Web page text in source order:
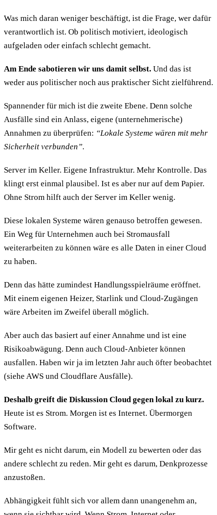
Was mich daran weniger beschäftigt, ist die Frage, wer dafür
verantwortlich ist. Ob politisch motiviert, ideologisch
aufgeladen oder einfach schlecht gemacht.
Am Ende sabotieren wir uns damit selbst. Und das ist
weder aus politischer noch aus praktischer Sicht zielführend.
Spannender für mich ist die zweite Ebene. Denn solche
Ausfälle sind ein Anlass, eigene (unternehmerische)
Annahmen zu überprüfen: “Lokale Systeme wären mit mehr
Sicherheit verbunden”.
Server im Keller. Eigene Infrastruktur. Mehr Kontrolle. Das
klingt erst einmal plausibel. Ist es aber nur auf dem Papier.
Ohne Strom hilft auch der Server im Keller wenig.
Diese lokalen Systeme wären genauso betroffen gewesen.
Ein Weg für Unternehmen auch bei Stromausfall
weiterarbeiten zu können wäre es alle Daten in einer Cloud
zu haben.
Denn das hätte zumindest Handlungsspielräume eröffnet.
Mit einem eigenen Heizer, Starlink und Cloud-Zugängen
wäre Arbeiten im Zweifel überall möglich.
Aber auch das basiert auf einer Annahme und ist eine
Risikoabwägung. Denn auch Cloud-Anbieter können
ausfallen. Haben wir ja im letzten Jahr auch öfter beobachtet
(siehe AWS und Cloudflare Ausfälle).
Deshalb greift die Diskussion Cloud gegen lokal zu kurz.
Heute ist es Strom. Morgen ist es Internet. Übermorgen
Software.
Mir geht es nicht darum, ein Modell zu bewerten oder das
andere schlecht zu reden. Mir geht es darum, Denkprozesse
anzustoßen.
Abhängigkeit fühlt sich vor allem dann unangenehm an,